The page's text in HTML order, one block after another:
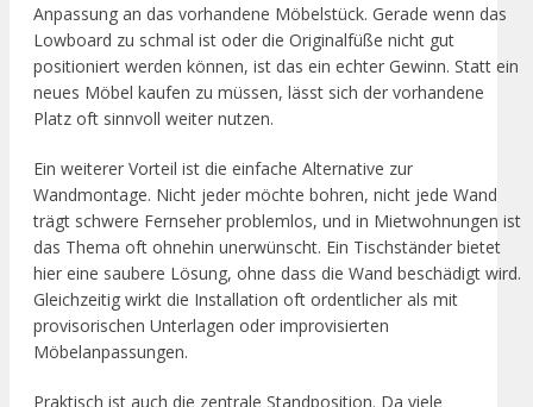
Anpassung an das vorhandene Möbelstück. Gerade wenn das
Lowboard zu schmal ist oder die Originalfüße nicht gut
positioniert werden können, ist das ein echter Gewinn. Statt ein
neues Möbel kaufen zu müssen, lässt sich der vorhandene
Platz oft sinnvoll weiter nutzen.
Ein weiterer Vorteil ist die einfache Alternative zur
Wandmontage. Nicht jeder möchte bohren, nicht jede Wand
trägt schwere Fernseher problemlos, und in Mietwohnungen ist
das Thema oft ohnehin unerwünscht. Ein Tischständer bietet
hier eine saubere Lösung, ohne dass die Wand beschädigt wird.
Gleichzeitig wirkt die Installation oft ordentlicher als mit
provisorischen Unterlagen oder improvisierten
Möbelanpassungen.
Praktisch ist auch die zentrale Standposition. Da viele